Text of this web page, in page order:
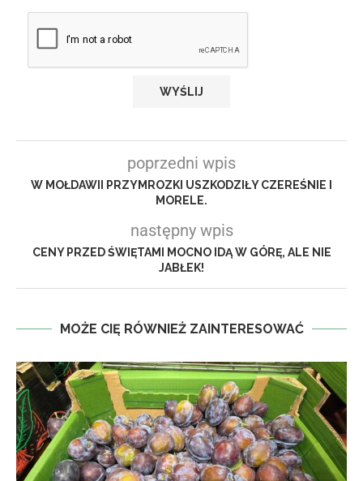
poprzedni wpis
W MOŁDAWII PRZYMROZKI USZKODZIŁY CZEREŚNIE I
MORELE.
następny wpis
CENY PRZED ŚWIĘTAMI MOCNO IDĄ W GÓRĘ, ALE NIE
JABŁEK!
MOŻE CIĘ RÓWNIEŻ ZAINTERESOWAĆ